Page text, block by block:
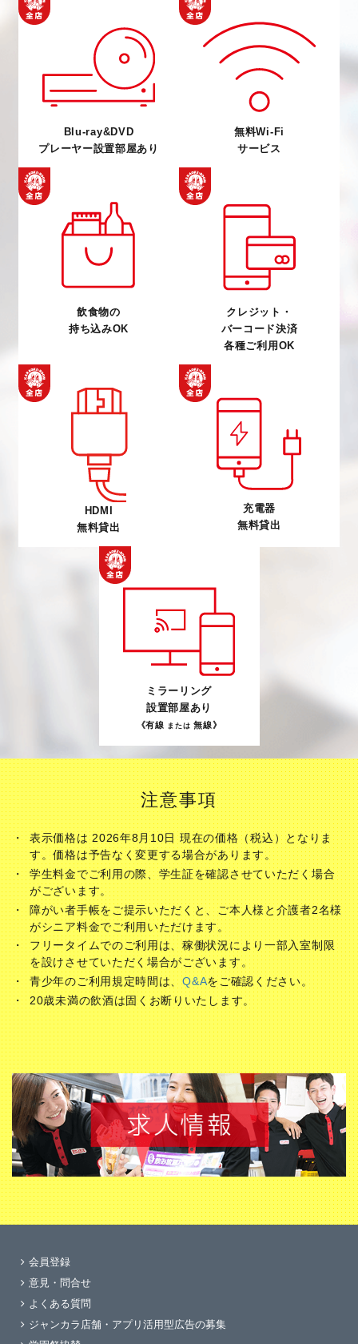
Blu-ray&DVD
プレーヤー設置部屋あり
無料Wi-Fi
サービス
飲食物の
持ち込みOK
クレジット・
バーコード決済
各種ご利用OK
HDMI
無料貸出
充電器
無料貸出
ミラーリング
設置部屋あり
《有線 または 無線》
注意事項
表示価格は 2026年8月10日 現在の価格（税込）となりま
す。価格は予告なく変更する場合があります。
学生料金でご利用の際、学生証を確認させていただく場合
がございます。
障がい者手帳をご提示いただくと、ご本人様と介護者2名様
がシニア料金でご利用いただけます。
フリータイムでのご利用は、稼働状況により一部入室制限
を設けさせていただく場合がございます。
青少年のご利用規定時間は、Q&Aをご確認ください。
20歳未満の飲酒は固くお断りいたします。
会員登録
意見・問合せ
よくある質問
ジャンカラ店舗・アプリ活用型広告の募集